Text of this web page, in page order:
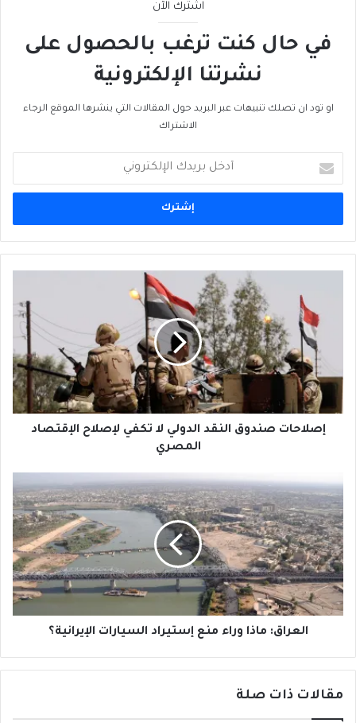
اشترك الآن
في حال كنت ترغب بالحصول على
نشرتنا الإلكترونية
او تود ان تصلك تنبيهات عبر البريد حول المقالات التي ينشرها الموقع الرجاء
الاشتراك
بريدك
الإلكتروني
الدولي
لإصلاح
الإقتصاد
المصري
إصلاحات صندوق النقد الدولي لا تكفي لإصلاح الإقتصاد
المصري
ماذا
وراء
منع
إستيراد
السيارات
الإيرانية؟
العراق: ماذا وراء منع إستيراد السيارات الإيرانية؟
مقالات ذات صلة